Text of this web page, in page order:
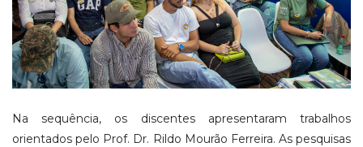
Na sequência, os discentes apresentaram trabalhos
orientados pelo Prof. Dr. Rildo Mourão Ferreira. As pesquisas